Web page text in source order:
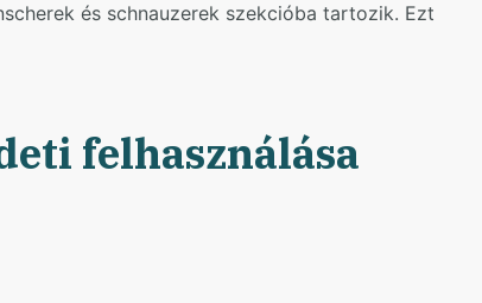
és schnauzerek szekcióba tartozik. Ezt
felhasználása